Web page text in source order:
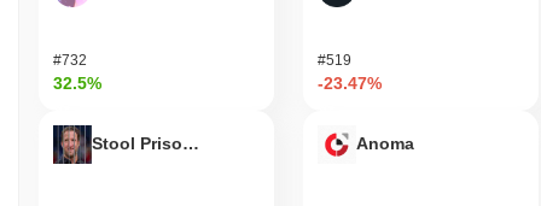
#732
32.5%
Stool Prisondente
#519
-23.47%
Anoma